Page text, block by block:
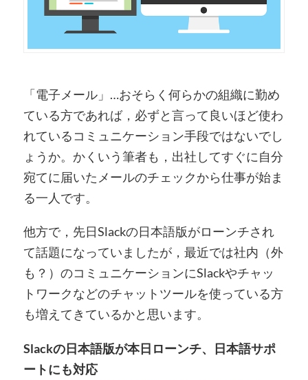
「電子メール」…おそらく何らかの組織に勤め
ている方であれば，必ずと言って良いほど使わ
れているコミュニケーション手段ではないでし
ょうか。かくいう筆者も，出社してすぐに自分
宛てに届いたメールのチェックから仕事が始ま
る一人です。
他方で，先日Slackの日本語版がローンチされ
て話題になっていましたが，最近では社内（外
も？）のコミュニケーションにSlackやチャッ
トワークなどのチャットツールを使っている方
も増えてきているかと思います。
Slackの日本語版が本日ローンチ、日本語サポ
ートにも対応